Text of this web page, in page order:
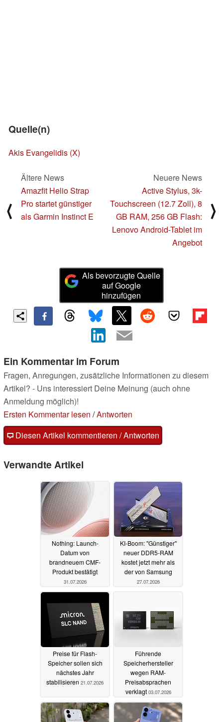
Quelle(n)
Akis Evangelidis (X)
⟨
Ältere News
Amazfit Helio Strap
Pro startet günstiger
als Garmin Instinct E
Neuere News
Active Stylus, 3k-
Touchscreen (12.7 Zoll), 8
GB RAM, 256 GB Flash:
Lenovo Android-Tablet im
Angebot
⟩
Als bevorzugte Quelle
auf Google
hinzufügen
Ein Kommentar im Forum
Fragen, Anregungen, zusätzliche Informationen zu diesem
Artikel? - Uns interessiert Deine Meinung (auch ohne
Anmeldung möglich)!
Ersten Kommentar lesen /Antworten
Diesen Artikel kommentieren / Antworten
Verwandte Artikel
Nothing: Launch-
Datum von
brandneuem CMF-
Produkt bestätigt
31.07.2026
KI-Boom: "Günstiger"
neuer DDR5-RAM
kostet jetzt mehr als
der von Samsung
27.07.2026
Preise für Flash-
Speicher sollen sich
nächstes Jahr
stabilisieren 21.07.2026
Führende
Speicherhersteller
wegen RAM-
Preisabsprachen
verklagt 03.07.2026